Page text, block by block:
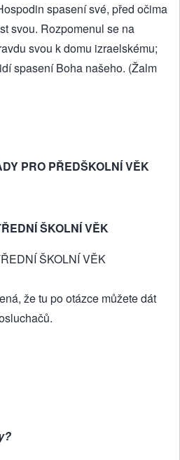
spasení své, před očima
svou. Rozpomenul se na
svou k domu izraelskému;
spasení Boha našeho. (Žalm
PRO PŘEDŠKOLNÍ VĚK
ŠKOLNÍ VĚK
ŠKOLNÍ VĚK
že tu po otázce můžete dát